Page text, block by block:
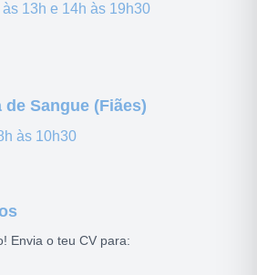
às 13h e 14h às 19h30
Sangue (Fiães)
às 10h30
Envia o teu CV para: